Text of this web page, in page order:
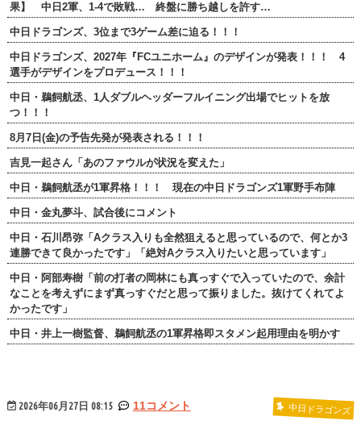
果】 中日2軍、1-4で敗戦… 終盤に勝ち越しを許す…
中日ドラゴンズ、3位まで3ゲーム差に迫る！！！
中日ドラゴンズ、2027年『FCユニホーム』のデザインが発表！！！ 4
選手がデザインをプロデュース！！！
中日・鵜飼航丞、1人ダブルヘッダーフルイニング出場でヒットを放
つ！！！
8月7日(金)の予告先発が発表される！！！
吉見一起さん「あのファウルが状況を変えた」
中日・鵜飼航丞が1軍昇格！！！ 現在の中日ドラゴンズ1軍野手布陣
中日・金丸夢斗、試合後にコメント
中日・石川昂弥「Aクラス入りも全然狙えると思っているので、何とか3
連勝できて良かったです」「絶対Aクラス入りたいと思っています」
中日・阿部寿樹「前の打者の岡林にも真っすぐで入っていたので、余計
なことを考えずにまず真っすぐだと思って振りました。抜けてくれてよ
かったです」
中日・井上一樹監督、鵜飼航丞の1軍昇格即スタメン起用理由を明かす
2026年06月27日 08:15 11コメント 中日ドラゴンズ